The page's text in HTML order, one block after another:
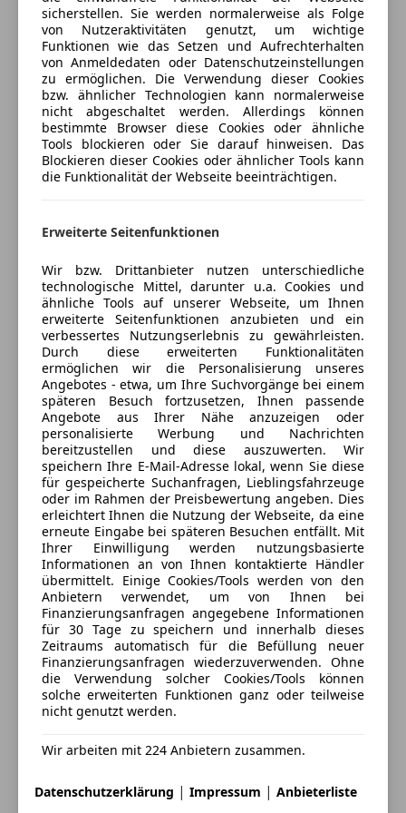
Alarmanlage
Beifahrerairbag
Blendfreies Fernlicht
Fahrerairbag
Fernlichtassistent
Isofix
Kopfairbag
Laserlicht
Spurhalteassistent
Verkehrszeichenerkennung
Voll-LED Scheinwerfer
Zentralverriegelung mit Funkfernbedienung
Extras
Alufelgen
Ambientebeleuchtung
Elektronische Parkbremse
Innenspiegel automatisch abblendend
Sportpaket
Sportsitze
Touchscreen
Wärmepumpe
• Polsterung in Leder Kombination schwarz perforiert
mit Wabensteppung
• Interieurelemente oben und unten in Leder
Feinnappa/Alcantara Kombination
• 3-Speichen Sportkontur-Lenkrad, unten abgeflacht
mit Multifunktion und Schaltwippen
• Matrix LED-Scheinwerfer mit Audi Laserlicht,
dynamischer Lichtinszenierung und dyn. Blinklicht
• LED-Heckleuchten mit dynamischer
• Panorama-Glasdach
• 360° Umgebungskameras inkl. Rückfahrkamera
• Bang & Olufsen Premium Sound System mit 3D
Klang
• Audi adaptive air suspension Luftfederung
• MMI Navigation plus mit MMI touch
• Assistenzpaket Plus mit Remote Parkassistent plus
• Audi Smartphone Interface für Apple CarPlay /
Android Auto
• Audi phone box für induktive Smartphoneladung
• Sitzheizung vorne
• Vordersitze elektrisch einstellbar mit
Memoryfunktion für den Fahrersitz
• Dachhimmel in Stoff schwarz
• Komfortschlüssel mit sensorgesteuerter
Heckklappe
• Sonnenschutzverglasung hinten abgedunkelt
"Privacy Verglasung"
• Akustikverglasung für die Tür- und Seitenscheiben
• Ambiente-Lichtpaket plus
• 3-Zonen Komfortklimaautomatik
• Komfort-Standklimatisierung
• Innen- und Außenspiegel automatisch abblendend
anklappbar
Auto einfach online versichern & Rabatt holen
Jetzt berechnen
Verkäufer Händler
Sternebewertung 4.5 von 5
4,5Sterne
Anbieter auf AutoScout24 seit 2008
Verkauf
Geschlossen
Öffnet um 9:00 Mo.
Pasching Point 9 ,
4061 Pasching, AT
Kontakt
Alle Fahrzeuge des Anbieters
Anbieter kontaktieren
Deine Nachricht
Eintauschwagen: Kaufen und verkaufen in nur einem
sicherstellen. Sie werden normalerweise als Folge
von Nutzeraktivitäten genutzt, um wichtige
Funktionen wie das Setzen und Aufrechterhalten
von Anmeldedaten oder Datenschutzeinstellungen
zu ermöglichen. Die Verwendung dieser Cookies
bzw. ähnlicher Technologien kann normalerweise
nicht abgeschaltet werden. Allerdings können
bestimmte Browser diese Cookies oder ähnliche
Tools blockieren oder Sie darauf hinweisen. Das
Blockieren dieser Cookies oder ähnlicher Tools kann
die Funktionalität der Webseite beeinträchtigen.
Erweiterte Seitenfunktionen
Wir bzw. Drittanbieter nutzen unterschiedliche
technologische Mittel, darunter u.a. Cookies und
ähnliche Tools auf unserer Webseite, um Ihnen
erweiterte Seitenfunktionen anzubieten und ein
verbessertes Nutzungserlebnis zu gewährleisten.
Durch diese erweiterten Funktionalitäten
ermöglichen wir die Personalisierung unseres
Angebotes - etwa, um Ihre Suchvorgänge bei einem
späteren Besuch fortzusetzen, Ihnen passende
Angebote aus Ihrer Nähe anzuzeigen oder
personalisierte Werbung und Nachrichten
bereitzustellen und diese auszuwerten. Wir
speichern Ihre E-Mail-Adresse lokal, wenn Sie diese
für gespeicherte Suchanfragen, Lieblingsfahrzeuge
oder im Rahmen der Preisbewertung angeben. Dies
erleichtert Ihnen die Nutzung der Webseite, da eine
erneute Eingabe bei späteren Besuchen entfällt. Mit
Ihrer Einwilligung werden nutzungsbasierte
Informationen an von Ihnen kontaktierte Händler
übermittelt. Einige Cookies/Tools werden von den
Anbietern verwendet, um von Ihnen bei
Finanzierungsanfragen angegebene Informationen
für 30 Tage zu speichern und innerhalb dieses
Zeitraums automatisch für die Befüllung neuer
Finanzierungsanfragen wiederzuverwenden. Ohne
die Verwendung solcher Cookies/Tools können
solche erweiterten Funktionen ganz oder teilweise
nicht genutzt werden.
Wir arbeiten mit 224 Anbietern zusammen.
Datenschutzerklärung | Impressum | Anbieterliste